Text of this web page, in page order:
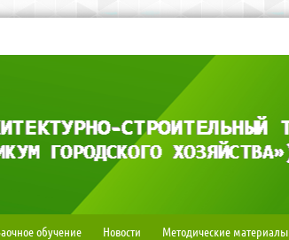
обучение Новости Методические материалы